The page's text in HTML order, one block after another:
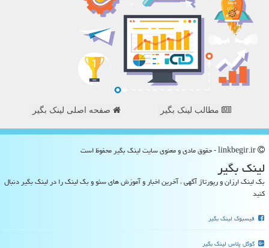
مطالب لینک بگیر صفحه اصلی لینک بگیر
لینك بگیر
بک لینک ارزان و رپورتاژ آگهی ، آخرین اخبار و آموزش های سئو و بک لینک را در لینک بگیر دنبال
کنید
فیسبوک لینک بگیر
گوگل پلاس لینک بگیر